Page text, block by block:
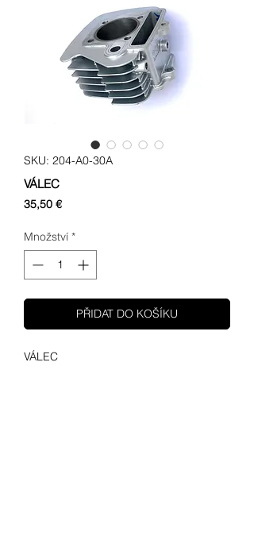
SKU: 204-A0-30A
VÁLEC
35,50 €Cena
Množství *
PŘIDAT DO KOŠÍKU
VÁLEC